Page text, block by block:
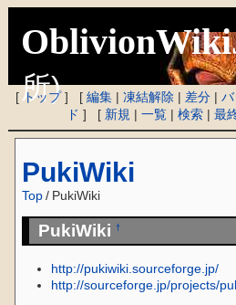
所)
[トップ] [編集 |凍結解除 | 差分 |
ド ] [ 新規 |一覧 |検索 |最
PukiWiki
Top / PukiWiki
PukiWiki†
http://pukiwiki.sourceforge.jp/
http://sourceforge.jp/projects/